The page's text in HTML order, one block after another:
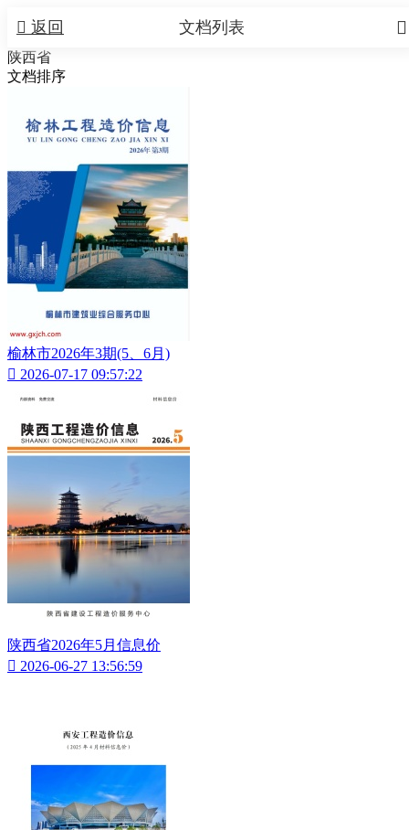
 返回 
文档列表
陕西省
文档排序
榆林市2026年3期(5、6月)
 2026-07-17 09:57:22
陕西省2026年5月信息价
 2026-06-27 13:56:59